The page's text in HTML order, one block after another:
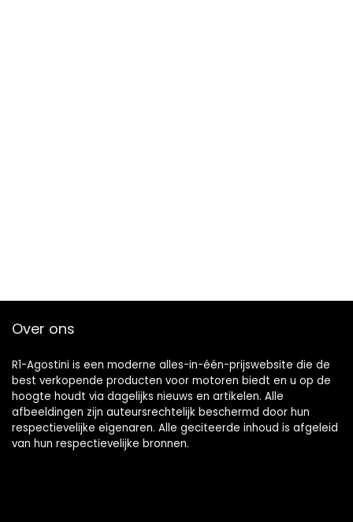
Over ons
R1-Agostini is een moderne alles-in-één-prijswebsite die de
best verkopende producten voor motoren biedt en u op de
hoogte houdt via dagelijks nieuws en artikelen. Alle
afbeeldingen zijn auteursrechtelijk beschermd door hun
respectievelijke eigenaren. Alle geciteerde inhoud is afgeleid
van hun respectievelijke bronnen.